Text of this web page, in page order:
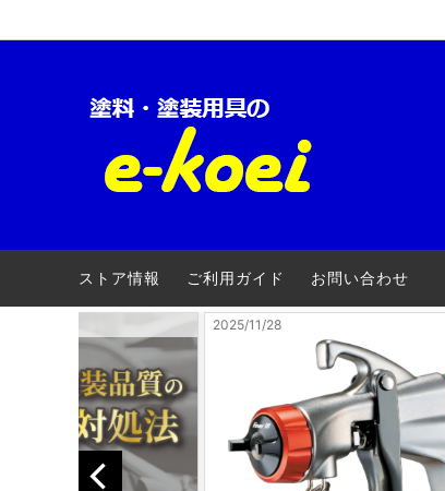
ロックペイント-車両用
三井化学産資
ファレクラ
メグロ化学工業
明治機械製作所
コンパクトツール
【キャンペーン】
安全衛生用品
ストア情報
ご利用ガイド お問い合わせ
2025/10/23